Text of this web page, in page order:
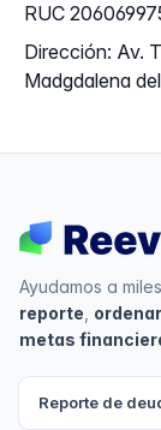
RUC
Dirección: Av.
Madgdalena
Ayudamos a
reporte
metas
Reporte de